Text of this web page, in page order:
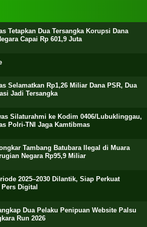
Tetapkan Dua Tersangka Korupsi Dana
Capai Rp 601,9 Juta
Selamatkan Rp1,26 Miliar Dana PSR, Dua
Jadi Tersangka
Silaturahmi ke Kodim 0406/Lubuklinggau,
Polri-TNI Jaga Kamtibmas
Tambang Batubara Ilegal di Muara
Negara Rp95,9 Miliar
2025–2030 Dilantik, Siap Perkuat
Digital
Dua Pelaku Penipuan Website Palsu
Run 2026